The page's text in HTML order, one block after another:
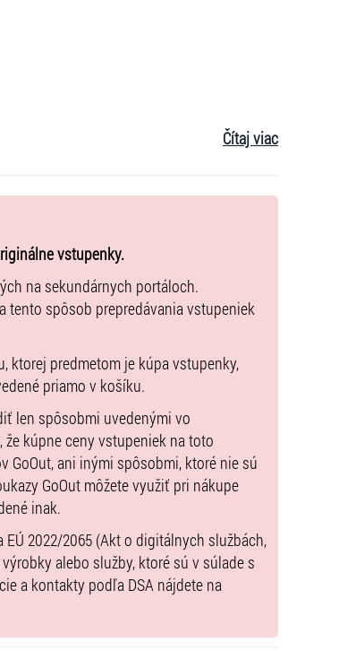
ktorý sa nachádza na
20 áut), preto využite prednostne
ulica, aby práve tu vznikli parkovacie
110 minútam vrátane
Čítaj viac
vstupenky.
na sekundárnych portáloch.
spôsob prepredávania vstupeniek
predmetom je kúpa vstupenky,
priamo v košíku.
len spôsobmi uvedenými vo
že kúpne ceny vstupeniek na toto
GoOut, ani inými spôsobmi, ktoré nie sú
GoOut môžete využiť pri nákupe
inak.
2022/2065 (Akt o digitálnych službách,
alebo služby, ktoré sú v súlade s
a kontakty podľa DSA nájdete na